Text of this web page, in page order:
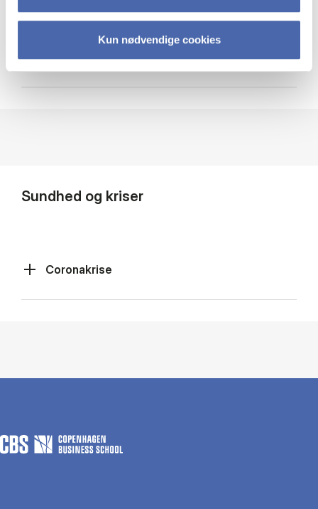
Kun nødvendige cookies
Cybersikkerhed
Sundhed og kriser
Coronakrise